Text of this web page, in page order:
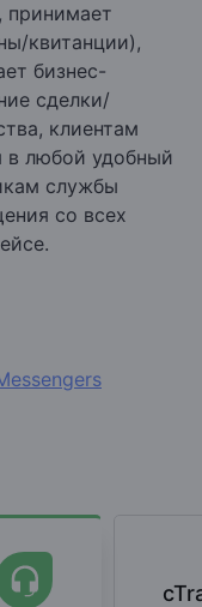
принимает
квитанции),
бизнес-
сделки/
клиентам
в любой удобный
службы
со всех